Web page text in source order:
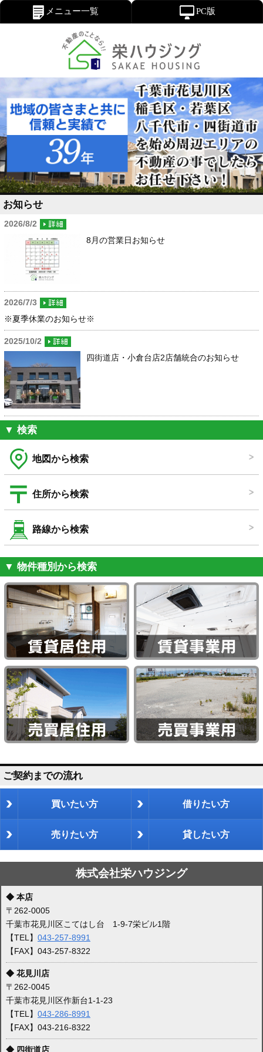
メニュー一覧 PC版
お知らせ
2026/8/2
8月の営業日お知らせ
2026/7/3
※夏季休業のお知らせ※
2025/10/2
四街道店・小倉台店2店舗統合のお知らせ
▼ 検索
地図から検索
住所から検索
路線から検索
▼ 物件種別から検索
ご契約までの流れ
買いたい方 借りたい方
売りたい方 貸したい方
株式会社栄ハウジング
◆ 本店
〒262-0005
千葉市花見川区こてはし台 1-9-7栄ビル1階
【TEL】 043-257-8991
【FAX】043-257-8322
◆ 花見川店
〒262-0045
千葉市花見川区作新台1-1-23
【TEL】 043-286-8991
【FAX】043-216-8322
◆ 四街道店